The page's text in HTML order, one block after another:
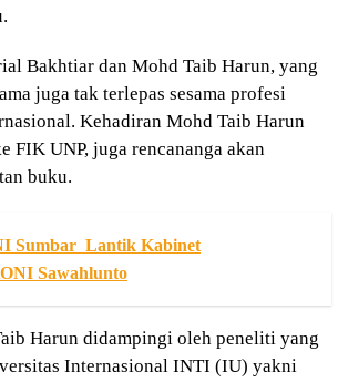
Bakhtiar dan Mohd Taib Harun, yang
juga tak terlepas sesama profesi
Kehadiran Mohd Taib Harun
FIK UNP, juga rencananga akan
buku.
Sumbar Lantik Kabinet
Sawahlunto
Harun didampingi oleh peneliti yang
Internasional INTI (IU) yakni